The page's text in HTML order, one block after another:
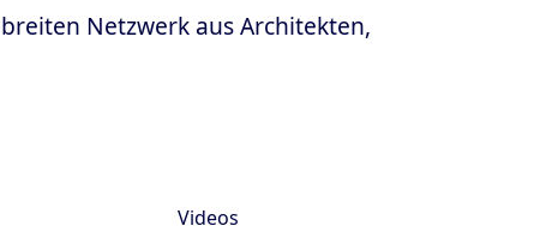
Netzwerk aus Architekten,
Videos